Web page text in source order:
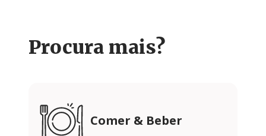
Procura mais?
Comer & Beber